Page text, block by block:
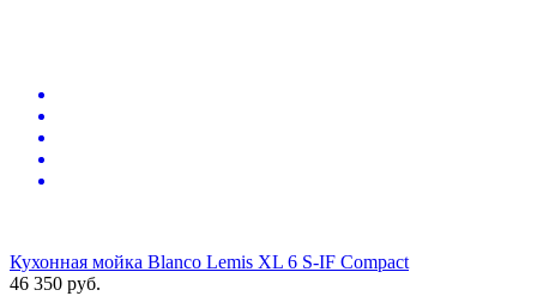
Кухонная мойка Blanco Lemis XL 6 S-IF Compact
46 350 руб.